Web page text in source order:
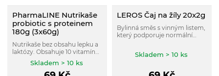
PharmaLINE Nutrikaše
probiotic s proteinem
180g (3x60g)
Nutrikaše bez obsahu lepku a
laktózy. Obsahuje 10 vitamínů
a minerálních prvků,
probiotické kultury Bacillus
coagulans, vysoký obsah
Skladem > 10 ks
LEROS Čaj na žíly 20x2g
Bylinná směs s vinným listem,
který podporuje normální
vliv na zdraví žil a cév a na
Skladem > 10 ks